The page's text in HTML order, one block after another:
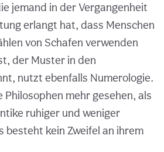
jemand in der Vergangenheit
erlangt hat, dass Menschen
von Schafen verwenden
der Muster in den
nutzt ebenfalls Numerologie.
Philosophen mehr gesehen, als
ruhiger und weniger
besteht kein Zweifel an ihrem